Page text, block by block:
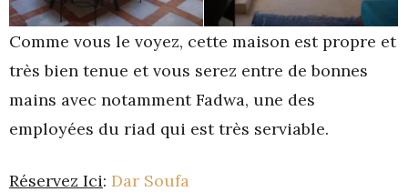
Comme vous le voyez, cette maison est propre et
très bien tenue et vous serez entre de bonnes
mains avec notamment Fadwa, une des
employées du riad qui est très serviable.
Réservez Ici: Dar Soufa